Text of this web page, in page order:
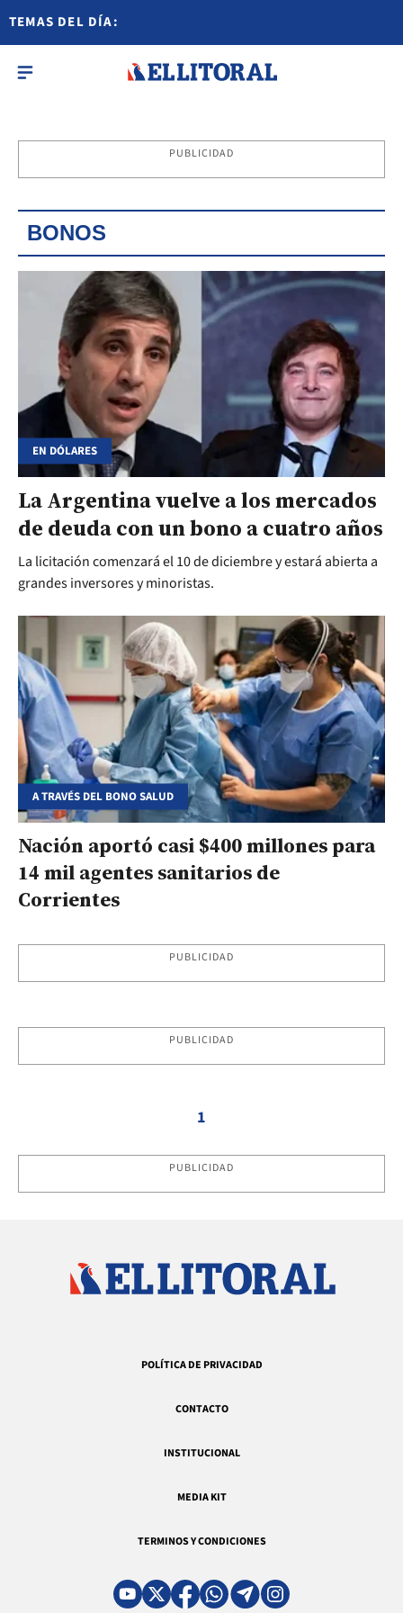
TEMAS DEL DÍA:
PUBLICIDAD
BONOS
EN DÓLARES
La Argentina vuelve a los mercados
de deuda con un bono a cuatro años
La licitación comenzará el 10 de diciembre y estará abierta a
grandes inversores y minoristas.
A TRAVÉS DEL BONO SALUD
Nación aportó casi $400 millones para
14 mil agentes sanitarios de
Corrientes
PUBLICIDAD
PUBLICIDAD
1
PUBLICIDAD
POLÍTICA DE PRIVACIDAD
CONTACTO
INSTITUCIONAL
MEDIA KIT
TERMINOS Y CONDICIONES